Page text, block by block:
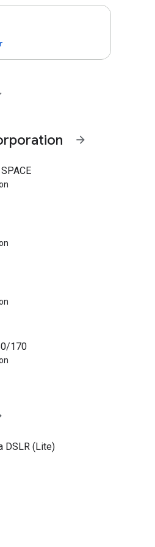
arrow_forward
170
DSLR (Lite)